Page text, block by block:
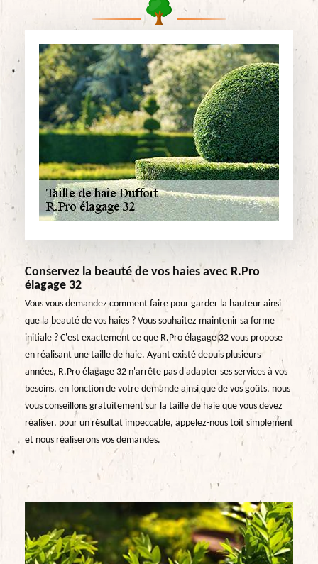
Conservez la beauté de vos haies avec R.Pro
élagage 32
Vous vous demandez comment faire pour garder la hauteur ainsi
que la beauté de vos haies ? Vous souhaitez maintenir sa forme
initiale ? C'est exactement ce que R.Pro élagage 32 vous propose
en réalisant une taille de haie. Ayant existé depuis plusieurs
années, R.Pro élagage 32 n'arrête pas d'adapter ses services à vos
besoins, en fonction de votre demande ainsi que de vos goûts, nous
vous conseillons gratuitement sur la taille de haie que vous devez
réaliser, pour un résultat impeccable, appelez-nous toit simplement
et nous réaliserons vos demandes.